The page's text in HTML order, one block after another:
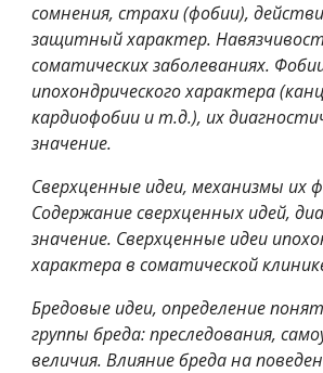
сомнения, страхи (фобии),
защитный характер.
соматических заболеваниях.
ипохондрического характера
кардиофобии и т.д.), их
значение.
Сверхценные идеи, механизмы их
Содержание сверхценных идей,
значение. Сверхценные идеи
характера в соматической
Бредовые идеи, определение
группы бреда: преследования,
величия. Влияние бреда на